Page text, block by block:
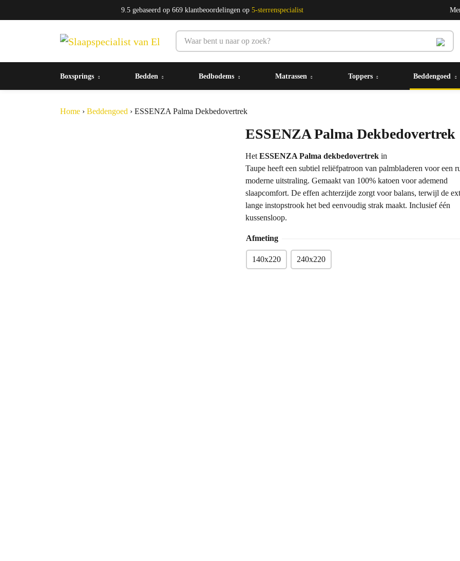
9.5 gebaseerd op 669 klantbeoordelingen op 5-sterrenspecialist
Boxsprings Bedden Bedbodems Matrassen Toppers Beddengoed
Home › Beddengoed › ESSENZA Palma Dekbedovertrek
ESSENZA Palma Dekbedovertrek
HetESSENZA Palma dekbedovertrekin
Taupe heeft een subtiel reliëfpatroon van palmbladeren voor een
moderne uitstraling. Gemaakt van 100% katoen voor ademend
slaapcomfort. De effen achterzijde zorgt voor balans, terwijl de
lange instopstrook het bed eenvoudig strak maakt. Inclusief één
kussensloop.
Afmeting
140x220 240x220